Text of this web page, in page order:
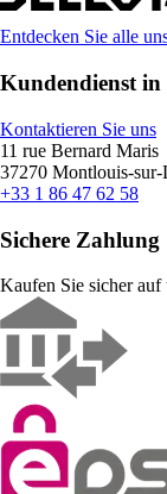
Entdecken Sie alle
Kundendienst
Kontaktieren Sie uns
11 rue Bernard Maris
37270 Montlouis-
+33 1 86 47 62 58
Sichere Zahlung
Kaufen Sie sicher auf